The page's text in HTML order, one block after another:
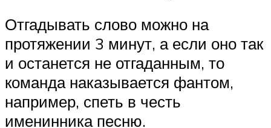
Отгадывать слово можно на
протяжении 3 минут, а если оно так
и останется не отгаданным, то
команда наказывается фантом,
например, спеть в честь
именинника песню.